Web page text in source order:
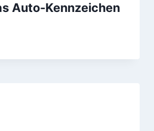
Auto-Kennzeichen